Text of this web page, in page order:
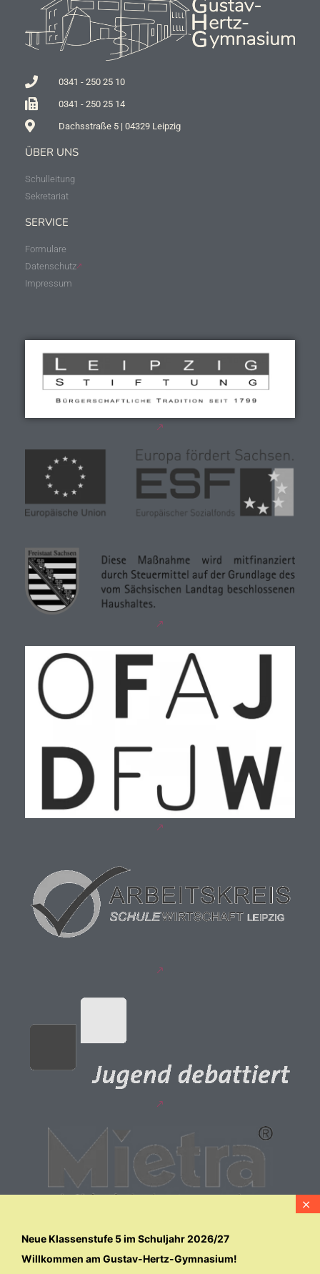
0341 - 250 25 10
0341 - 250 25 14
Dachsstraße 5 | 04329 Leipzig
ÜBER UNS
Schulleitung
Sekretariat
SERVICE
Formulare
Datenschutz
Impressum
Neue Klassenstufe 5 im Schuljahr 2026/27
Willkommen am Gustav-Hertz-Gymnasium!